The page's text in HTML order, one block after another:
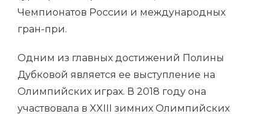
Чемпионатов России и международных
гран-при.
Одним из главных достижений Полины
Дубковой является ее выступление на
Олимпийских играх. В 2018 году она
участвовала в XXIII зимних Олимпийских